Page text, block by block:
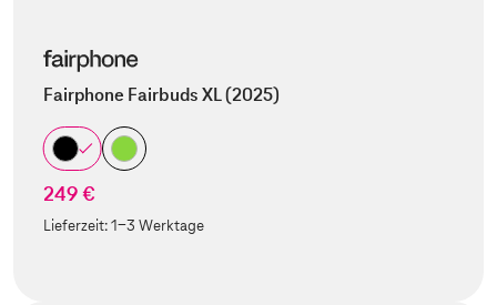
Fairphone Fairbuds XL (2025)
249 €
Lieferzeit:1-3 Werktage